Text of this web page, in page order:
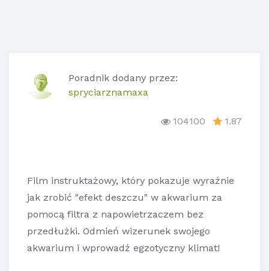
Poradnik dodany przez:
spryciarznamaxa
104100 1.87
Film instruktażowy, który pokazuje wyraźnie
jak zrobić "efekt deszczu" w akwarium za
pomocą filtra z napowietrzaczem bez
przedłużki. Odmień wizerunek swojego
akwarium i wprowadź egzotyczny klimat!